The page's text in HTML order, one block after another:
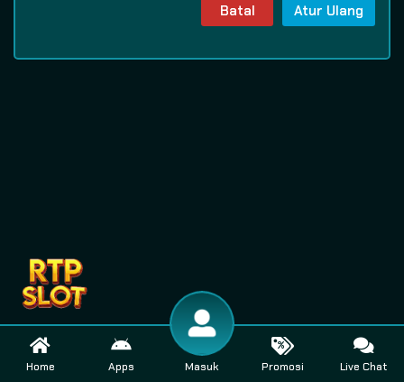
Batal Atur Ulang
Home Apps Masuk Promosi Live Chat